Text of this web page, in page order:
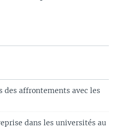
des affrontements avec les
dans les universités au